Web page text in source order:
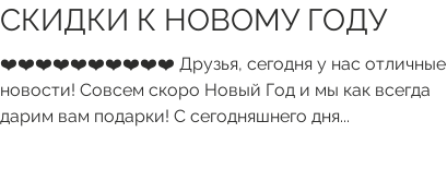
СКИДКИ К НОВОМУ ГОДУ
❤️❤️❤️❤️❤️❤️❤️❤️❤️❤️ Друзья, сегодня у нас отличные
новости! Совсем скоро Новый Год и мы как всегда
дарим вам подарки! С сегодняшнего дня...